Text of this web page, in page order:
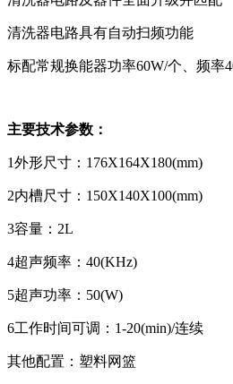
清洗器电路具有自动扫频功能
标配常规换能器功率60W/个、频率
主要技术参数：
1外形尺寸：176X164X180(mm)
2内槽尺寸：150X140X100(mm)
3容量：2L
4超声频率：40(KHz)
5超声功率：50(W)
6工作时间可调：1-20(min)/连续
其他配置：塑料网篮